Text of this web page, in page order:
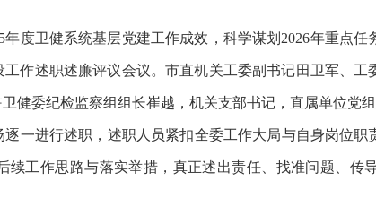
度卫健系统基层党建工作成效，科学谋划2026年重点任
作述职述廉评议会议。市直机关工委副书记田卫军、工
健委纪检监察组组长崔越，机关支部书记，直属单位党
进行述职，述职人员紧扣全委工作大局与自身岗位职
续工作思路与落实举措，真正述出责任、找准问题、传